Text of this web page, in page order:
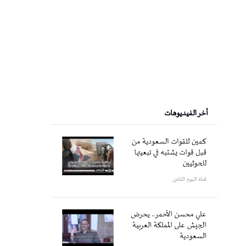
أخر الفيديوهات
كمين للقوات السعودية من
قبل قوات يشتبه في تبعيتها
للحوثيين
قناة اليوم الثامن
علي محسن الأحمر.. يحرض
الجيش على المملكة العربية
السعودية